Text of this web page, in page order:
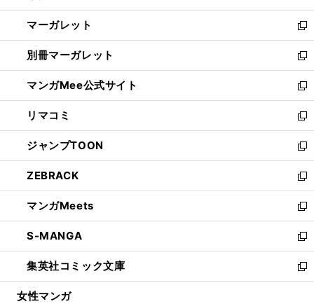
開
く
ウ
で
開
く
ン
ド
ウ
で
開
く
し
い
ウ
ィ
ン
ド
ウ
で
開
く
マーガレット
新
し
い
ウ
ィ
ン
ド
ウ
で
開
く
別冊マーガレット
新
し
い
ウ
ィ
ン
ド
ウ
で
開
く
マンガMee公式サイト
新
し
い
ウ
ィ
ン
ド
ウ
で
開
く
リマコミ
新
し
い
ウ
ィ
ン
ド
ウ
で
開
く
ジャンプTOON
新
し
い
ウ
ィ
ン
ド
ウ
で
開
ZEBRACK
新
し
い
ウ
ィ
ン
ド
ウ
マンガMeets
新
し
い
ウ
ィ
ン
S-MANGA
新
し
い
ウ
集英社コミック文庫
新
し
女性マンガ